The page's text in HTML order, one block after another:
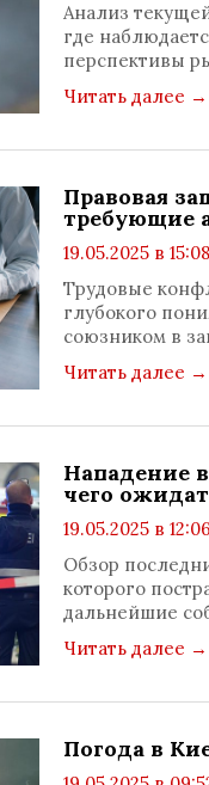
Анализ
где
перспективы
Читать далее →
Правовая
требующие
19.05.2025 в 15:08
Трудовые
глубокого
союзником в
Читать далее →
Нападение
чего
19.05.2025 в 12:06
Обзор
которого
дальнейшие
Читать далее →
Погода в